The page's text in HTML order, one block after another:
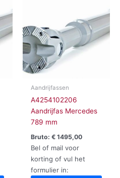
Aandrijfassen
A4254102206
Aandrijfas Mercedes
789 mm
Bruto: €1495,00
Bel of mail voor
korting of vul het
formulier in: